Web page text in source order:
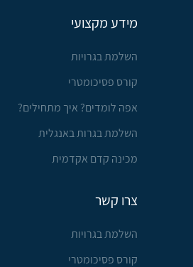
מידע מקצועי
השלמת בגרויות
קורס פסיכומטרי
אפה לומדים? איך מתחילים?
השלמת בגרות באנגלית
מכינה קדם אקדמית
צרו קשר
השלמת בגרויות
קורס פסיכומטרי